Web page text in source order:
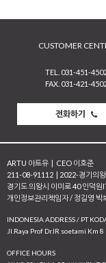
CUSTOMER
TEL. 031-451-
FAX. 031-421-
전화하기
ARTU 아트유 | CEO 이호준
211-08-91112 | 2022-경기의
경기도 의왕시 이미로 40 인덕
개인정보관리책임자 / 정길영 박
INDONESIA ADDRESS / PT
JI.Raya Prof Dr.IR soetami Km
OFFICE HOURS